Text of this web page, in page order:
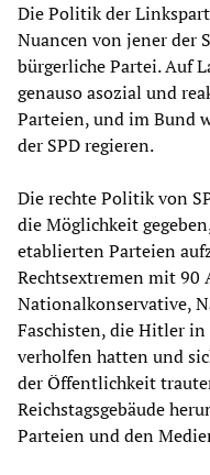
Die Politik der
Nuancen von jener der
bürgerliche Partei. Auf
genauso asozial und
Parteien, und im Bund
der SPD regieren.
Die rechte Politik von
die Möglichkeit
etablierten Parteien
Rechtsextremen mit 90
Nationalkonservative,
Faschisten, die Hitler in
verholfen hatten und
der Öffentlichkeit
Reichstagsgebäude
Parteien und den